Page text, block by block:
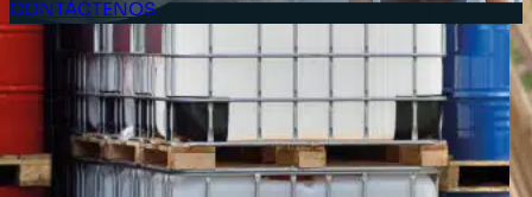
CONTÁCTENOS
Acceso Clientes